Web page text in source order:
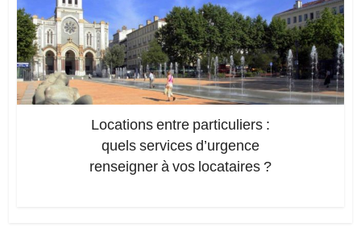
Locations entre particuliers :
quels services d’urgence
renseigner à vos locataires ?